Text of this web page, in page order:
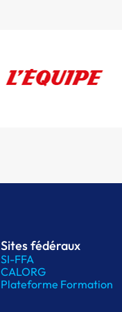
Sites fédéraux
SI-FFA
CALORG
Plateforme Formation